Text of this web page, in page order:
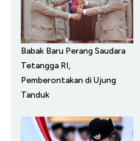
Babak Baru Perang Saudara
Tetangga RI,
Pemberontakan di Ujung
Tanduk